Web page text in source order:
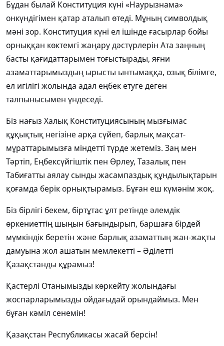
Бұдан былай Конституция күні «Наурызнама»
онкүндігімен қатар аталып өтеді. Мұның символдық
мәні зор. Конституция күні ел ішінде ғасырлар бойы
орныққан көктемгі жаңару дәстүрлерін Ата заңның
басты қағидаттарымен тоғыстырады, яғни
азаматтарымыздың ырысты ынтымаққа, озық білімге,
ел игілігі жолында адал еңбек етуге деген
талпынысымен үндеседі.
Біз нағыз Халық Конституциясының мызғымас
құқықтық негізіне арқа сүйеп, барлық мақсат-
мұраттарымызға міндетті түрде жетеміз. Заң мен
Тәртіп, Еңбексүйгіштік пен Өрлеу, Тазалық пен
Табиғатты аялау сынды жасампаздық құндылықтарын
қоғамда берік орнықтырамыз. Бұған еш күмәнім жоқ.
Біз бірлігі бекем, біртұтас ұлт ретінде әлемдік
өркениеттің шыңын бағындырып, баршаға бірдей
мүмкіндік беретін және барлық азаматтың жан-жақты
дамуына жол ашатын мемлекетті – Әділетті
Қазақстанды құрамыз!
Қастерлі Отанымызды көркейту жолындағы
жоспарларымызды ойдағыдай орындаймыз. Мен
бұған кәміл сенемін!
Қазақстан Республикасы жасай берсін!